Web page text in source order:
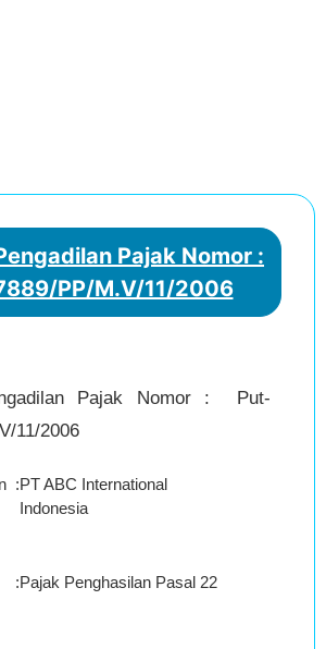
Pajak Nomor :
PP/M.V/11/2006
Pajak Nomor : Put-
11/2006
:PT ABC International
Indonesia
:Pajak Penghasilan Pasal 22